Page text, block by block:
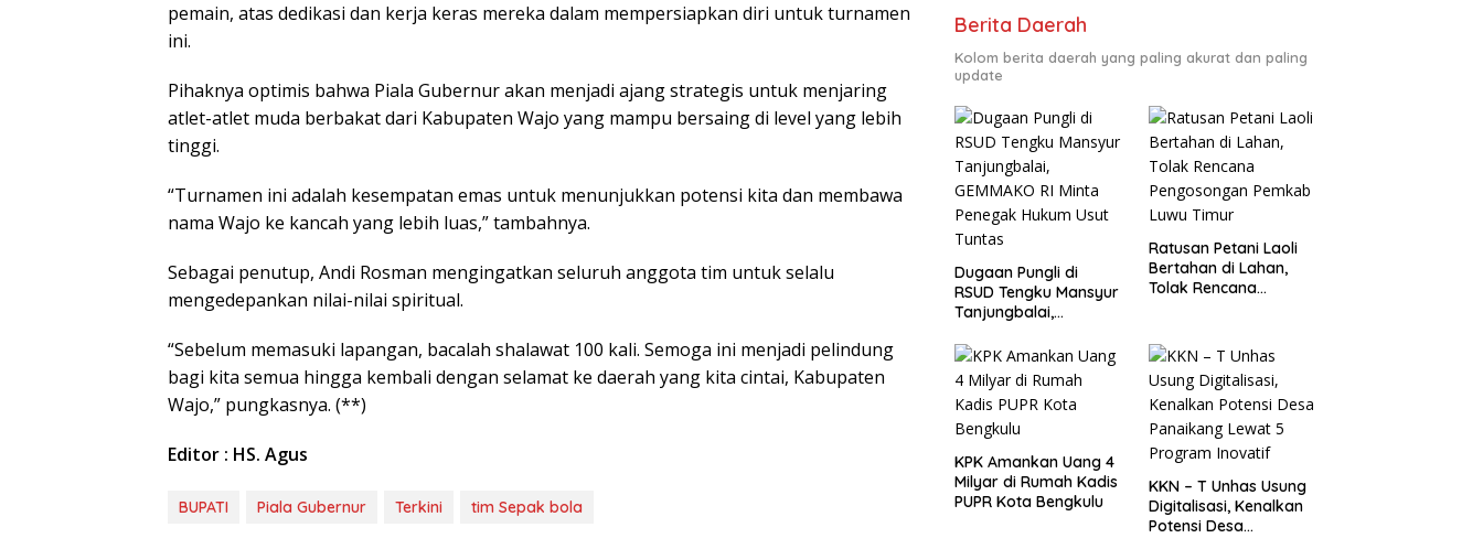
pemain, atas dedikasi dan kerja keras mereka dalam mempersiapkan diri untuk turnamen
ini.
Pihaknya optimis bahwa Piala Gubernur akan menjadi ajang strategis untuk menjaring
atlet-atlet muda berbakat dari Kabupaten Wajo yang mampu bersaing di level yang lebih
tinggi.
“Turnamen ini adalah kesempatan emas untuk menunjukkan potensi kita dan membawa
nama Wajo ke kancah yang lebih luas,” tambahnya.
Sebagai penutup, Andi Rosman mengingatkan seluruh anggota tim untuk selalu
mengedepankan nilai-nilai spiritual.
“Sebelum memasuki lapangan, bacalah shalawat 100 kali. Semoga ini menjadi pelindung
bagi kita semua hingga kembali dengan selamat ke daerah yang kita cintai, Kabupaten
Wajo,” pungkasnya. (**)
Editor : HS. Agus
BUPATI Piala Gubernur Terkini tim Sepak bola
Berita Daerah
Kolom berita daerah yang paling akurat dan paling
update
Dugaan Pungli di
RSUD Tengku Mansyur
Tanjungbalai,
Penegak Hukum Usut
Tuntas
Ratusan Petani Laoli
Bertahan di Lahan,
Tolak Rencana
KPK Amankan Uang 4
Milyar di Rumah Kadis
PUPR Kota Bengkulu
KKN – T Unhas Usung
Digitalisasi, Kenalkan
Potensi Desa